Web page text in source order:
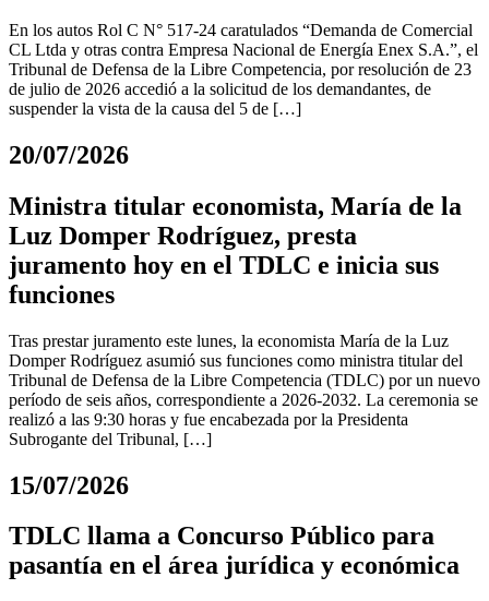
En los autos Rol C N° 517-24 caratulados “Demanda de Comercial
CL Ltda y otras contra Empresa Nacional de Energía Enex S.A.”, el
Tribunal de Defensa de la Libre Competencia, por resolución de 23
de julio de 2026 accedió a la solicitud de los demandantes, de
suspender la vista de la causa del 5 de […]
20/07/2026
Ministra titular economista, María de la
Luz Domper Rodríguez, presta
juramento hoy en el TDLC e inicia sus
funciones
Tras prestar juramento este lunes, la economista María de la Luz
Domper Rodríguez asumió sus funciones como ministra titular del
Tribunal de Defensa de la Libre Competencia (TDLC) por un nuevo
período de seis años, correspondiente a 2026-2032. La ceremonia se
realizó a las 9:30 horas y fue encabezada por la Presidenta
Subrogante del Tribunal, […]
15/07/2026
TDLC llama a Concurso Público para
pasantía en el área jurídica y económica